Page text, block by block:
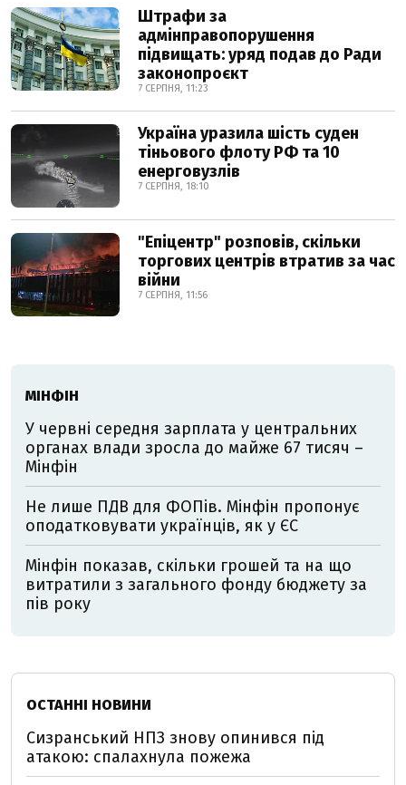
Штрафи за
адмінправопорушення
підвищать: уряд подав до Ради
законопроєкт
7 СЕРПНЯ, 11:23
Україна уразила шість суден
тіньового флоту РФ та 10
енерговузлів
7 СЕРПНЯ, 18:10
"Епіцентр" розповів, скільки
торгових центрів втратив за час
війни
7 СЕРПНЯ, 11:56
МІНФІН
У червні середня зарплата у центральних
органах влади зросла до майже 67 тисяч –
Мінфін
Не лише ПДВ для ФОПів. Мінфін пропонує
оподатковувати українців, як у ЄС
Мінфін показав, скільки грошей та на що
витратили з загального фонду бюджету за
пів року
ОСТАННІ НОВИНИ
Сизранський НПЗ знову опинився під
атакою: спалахнула пожежа